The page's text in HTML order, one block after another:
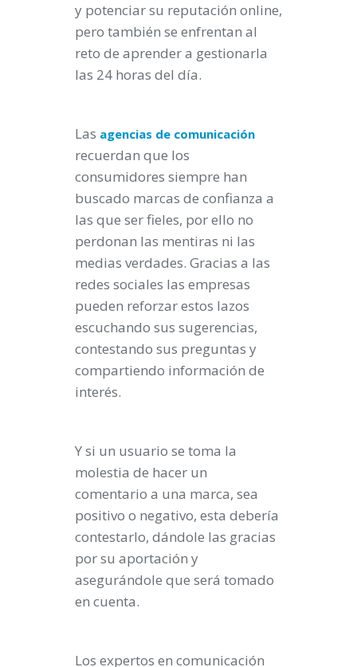
y potenciar su reputación online,
pero también se enfrentan al
reto de aprender a gestionarla
las 24 horas del día.
Las agencias de comunicación
recuerdan que los
consumidores siempre han
buscado marcas de confianza a
las que ser fieles, por ello no
perdonan las mentiras ni las
medias verdades. Gracias a las
redes sociales las empresas
pueden reforzar estos lazos
escuchando sus sugerencias,
contestando sus preguntas y
compartiendo información de
interés.
Y si un usuario se toma la
molestia de hacer un
comentario a una marca, sea
positivo o negativo, esta debería
contestarlo, dándole las gracias
por su aportación y
asegurándole que será tomado
en cuenta.
Los expertos en comunicación